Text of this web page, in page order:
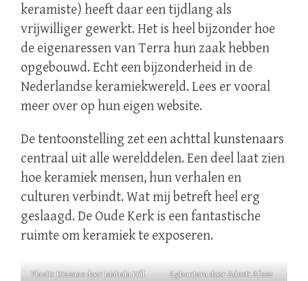
keramiste) heeft daar een tijdlang als
vrijwilliger gewerkt. Het is heel bijzonder hoe
de eigenaressen van Terra hun zaak hebben
opgebouwd. Echt een bijzonderheid in de
Nederlandse keramiekwereld. Lees er vooral
meer over op hun eigen website.
De tentoonstelling zet een achttal kunstenaars
centraal uit alle werelddelen. Een deel laat zien
hoe keramiek mensen, hun verhalen en
culturen verbindt. Wat mij betreft heel erg
geslaagd. De Oude Kerk is een fantastische
ruimte om keramiek te exposeren.
Plastic Disease door Mahala Hill
Agbantara door Adeoti Afeez